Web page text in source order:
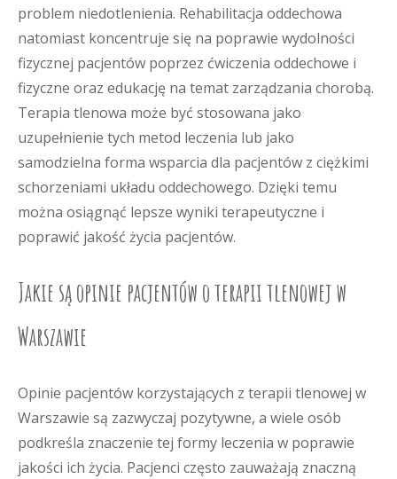
problem niedotlenienia. Rehabilitacja oddechowa
natomiast koncentruje się na poprawie wydolności
fizycznej pacjentów poprzez ćwiczenia oddechowe i
fizyczne oraz edukację na temat zarządzania chorobą.
Terapia tlenowa może być stosowana jako
uzupełnienie tych metod leczenia lub jako
samodzielna forma wsparcia dla pacjentów z ciężkimi
schorzeniami układu oddechowego. Dzięki temu
można osiągnąć lepsze wyniki terapeutyczne i
poprawić jakość życia pacjentów.
Jakie są opinie pacjentów o terapii tlenowej w
Warszawie
Opinie pacjentów korzystających z terapii tlenowej w
Warszawie są zazwyczaj pozytywne, a wiele osób
podkreśla znaczenie tej formy leczenia w poprawie
jakości ich życia. Pacjenci często zauważają znaczną